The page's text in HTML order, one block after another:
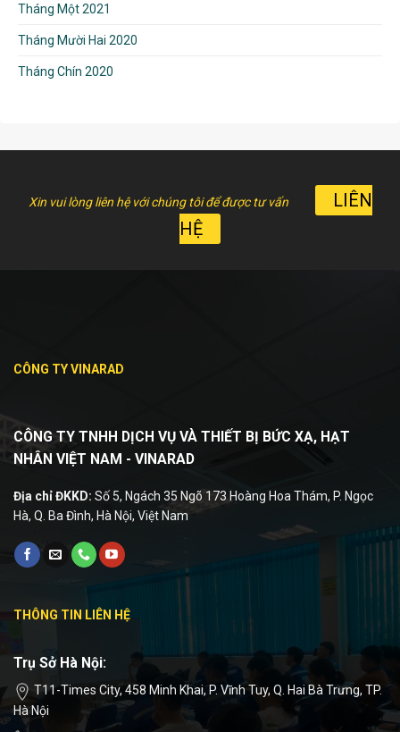
Tháng Một 2021
Tháng Mười Hai 2020
Tháng Chín 2020
Xin vui lòng liên hệ với chúng tôi để được tư vấn
LIÊN
HỆ
CÔNG TY VINARAD
CÔNG TY TNHH DỊCH VỤ VÀ THIẾT BỊ BỨC XẠ, HẠT
NHÂN VIỆT NAM - VINARAD
Địa chỉ ĐKKD: Số 5, Ngách 35 Ngõ 173 Hoàng Hoa Thám, P. Ngọc
Hà, Q. Ba Đình, Hà Nội, Việt Nam
THÔNG TIN LIÊN HỆ
Trụ Sở Hà Nội:
T11-Times City, 458 Minh Khai, P. Vĩnh Tuy, Q. Hai Bà Trưng, TP.
Hà Nội